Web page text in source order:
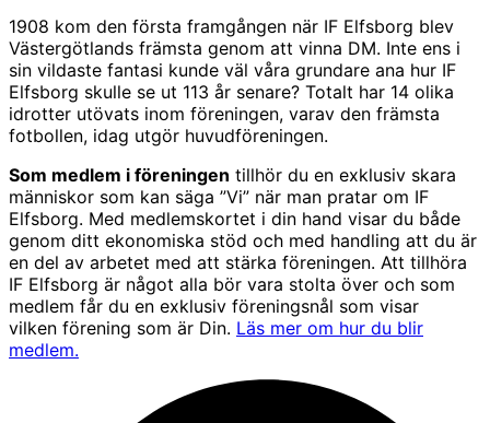
1908 kom den första framgången när IF Elfsborg blev
Västergötlands främsta genom att vinna DM. Inte ens i
sin vildaste fantasi kunde väl våra grundare ana hur IF
Elfsborg skulle se ut 113 år senare? Totalt har 14 olika
idrotter utövats inom föreningen, varav den främsta
fotbollen, idag utgör huvudföreningen.
Som medlem i föreningen tillhör du en exklusiv skara
människor som kan säga ”Vi” när man pratar om IF
Elfsborg. Med medlemskortet i din hand visar du både
genom ditt ekonomiska stöd och med handling att du är
en del av arbetet med att stärka föreningen. Att tillhöra
IF Elfsborg är något alla bör vara stolta över och som
medlem får du en exklusiv föreningsnål som visar
vilken förening som är Din. Läs mer om hur du blir
medlem.